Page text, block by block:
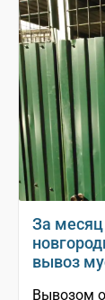
За
вывоз
Вывозом